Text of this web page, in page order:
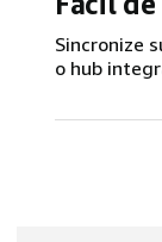
Sincronize
o hub